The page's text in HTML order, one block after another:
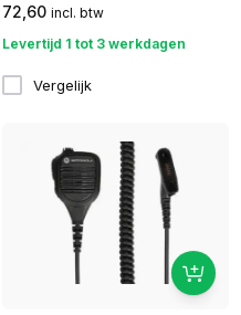
72,60 incl. btw
Levertijd 1 tot 3 werkdagen
Vergelijk